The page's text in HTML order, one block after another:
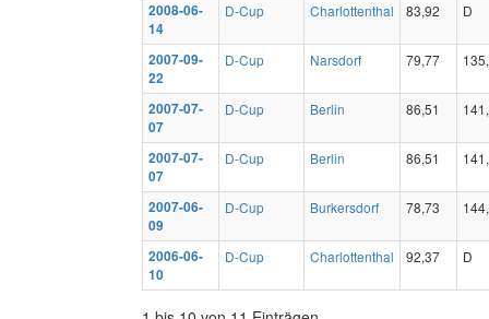
2008-06-
14
D-Cup Charlottenthal 83,92 D
2007-09-
22
D-Cup Narsdorf 79,77
2007-07-
07
D-Cup Berlin 86,51
2007-07-
07
D-Cup Berlin 86,51
2007-06-
09
D-Cup Burkersdorf 78,73
2006-06-
10
D-Cup Charlottenthal 92,37 D